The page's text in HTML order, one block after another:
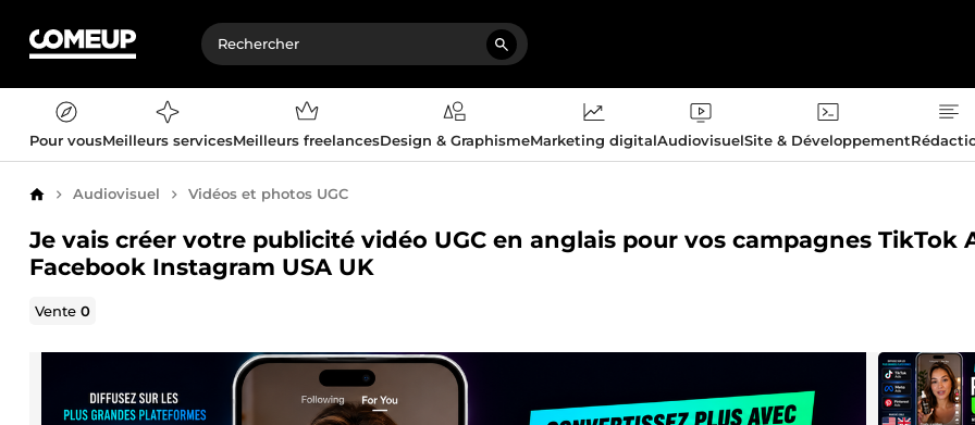
Pour vousMeilleurs servicesMeilleurs freelancesDesign & GraphismeMarketing digitalAudiovisuelSite & Développement
AccueilAudiovisuel Vidéos et photos UGC
Je vais créer votre publicité vidéo UGC en anglais pour vos campagnes TikTok
Facebook Instagram USA UK
Vente0